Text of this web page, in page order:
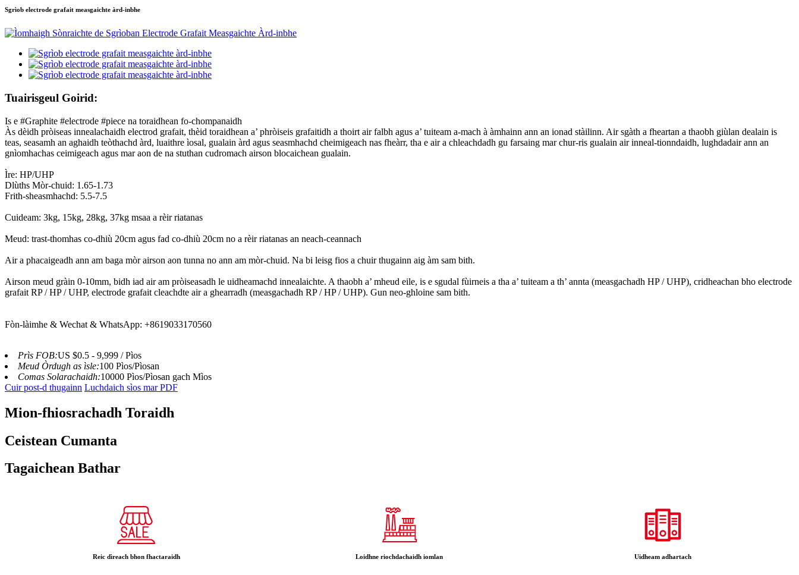
Sgrìob electrode grafait measgaichte àrd-inbhe
Tuairisgeul Goirid:
Is e #Graphite #electrode #piece na toraidhean fo-chompanaidh
Às dèidh pròiseas innealachaidh electrod grafait, thèid toraidhean a’ phròiseis grafaitidh a thoirt air falbh agus a’ tuiteam a-mach à àmhainn ann an ionad stàilinn. Air sgàth a fheartan a thaobh giùlan dealain is
teas, seasamh an aghaidh teòthachd àrd, luaithre ìosal, gualain àrd agus seasmhachd cheimigeach nas fheàrr, tha e air a chleachdadh gu farsaing mar chur-ris gualain air inneal-tionndaidh, lughdadair ann an
gnìomhachas ceimigeach agus mar aon de na stuthan cudromach airson blocaichean gualain.
Ìre: HP/UHP
Dlùths Mòr-chuid: 1.65-1.73
Frith-sheasmhachd: 5.5-7.5
Cuideam: 3kg, 15kg, 28kg, 37kg msaa a rèir riatanas
Meud: trast-thomhas co-dhiù 20cm agus fad co-dhiù 20cm no a rèir riatanas an neach-ceannach
Air a phacaigeadh ann am baga mòr airson aon tunna no ann am mòr-chuid. Na bi leisg fios a chuir thugainn aig àm sam bith.
Airson meud gràin 0-10mm, bidh iad air am pròiseasadh le uidheamachd innealaichte. A thaobh a’ mheud eile, is e sgudal fùirneis a tha a’ tuiteam a th’ annta (measgachadh HP / UHP), cridheachan bho electrode
grafait RP / HP / UHP, electrode grafait cleachdte air a ghearradh (measgachadh RP / HP / UHP). Gun neo-ghloine sam bith.
Fòn-làimhe & Wechat & WhatsApp: +8619033170560
Prìs FOB:US $0.5 - 9,999 / Pìos
Meud Òrdugh as ìsle:100 Pìos/Pìosan
Comas Solarachaidh:10000 Pìos/Pìosan gach Mìos
Cuir post-d thugainn Luchdaich sìos mar PDF
Mion-fhiosrachadh Toraidh
Ceistean Cumanta
Tagaichean Bathar
Reic dìreach bhon fhactaraidh Loidhne riochdachaidh iomlan Uidheam adhartach